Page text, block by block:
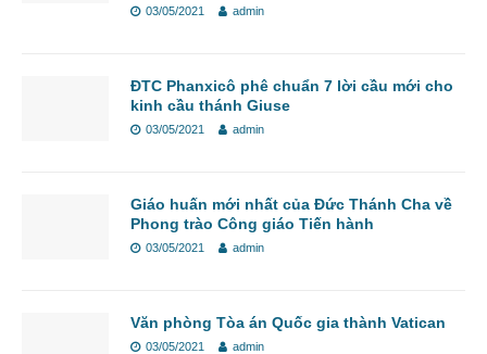
03/05/2021 admin
ĐTC Phanxicô phê chuẩn 7 lời cầu mới cho
kinh cầu thánh Giuse
03/05/2021 admin
Giáo huấn mới nhất của Đức Thánh Cha về
Phong trào Công giáo Tiến hành
03/05/2021 admin
Văn phòng Tòa án Quốc gia thành Vatican
03/05/2021 admin